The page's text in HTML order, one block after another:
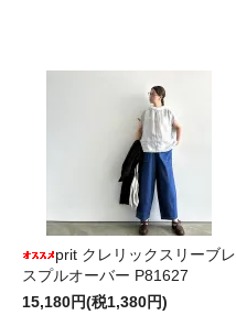
prit クレリックスリーブレ
スプルオーバー P81627
15,180円(税1,380円)